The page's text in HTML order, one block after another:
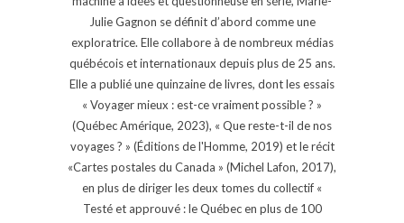
Julie Gagnon se définit d’abord comme une
exploratrice. Elle collabore à de nombreux médias
québécois et internationaux depuis plus de 25 ans.
Elle a publié une quinzaine de livres, dont les essais
« Voyager mieux : est-ce vraiment possible ? »
(Québec Amérique, 2023), « Que reste-t-il de nos
voyages ? » (Éditions de l'Homme, 2019) et le récit
«Cartes postales du Canada » (Michel Lafon, 2017),
en plus de diriger les deux tomes du collectif «
Testé et approuvé : le Québec en plus de 100